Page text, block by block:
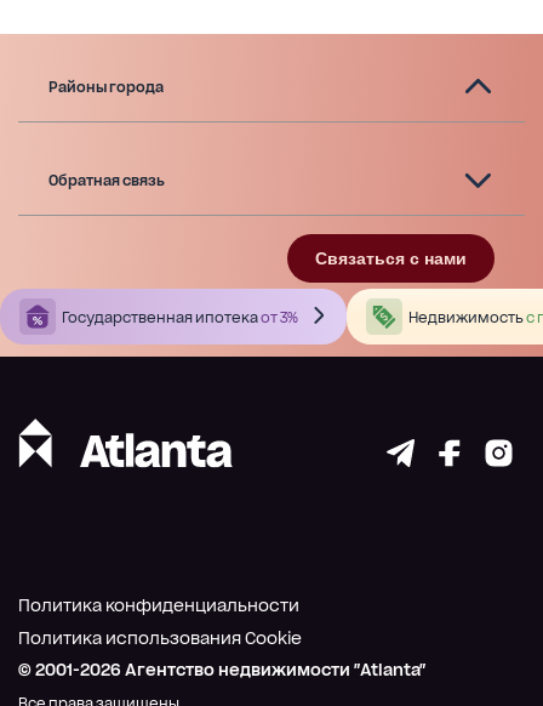
Районы города
Обратная связь
Связаться с нами
Государственная ипотекаот 3% Недвижимостьс
© 2001-2026 Агентство недвижимости "Atlanta"
Политика конфиденциальности
Политика использования Cookie